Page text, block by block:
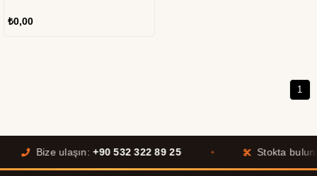
₺0,00
1
Bize ulaşın:+90 532 322 89 25 Stokta